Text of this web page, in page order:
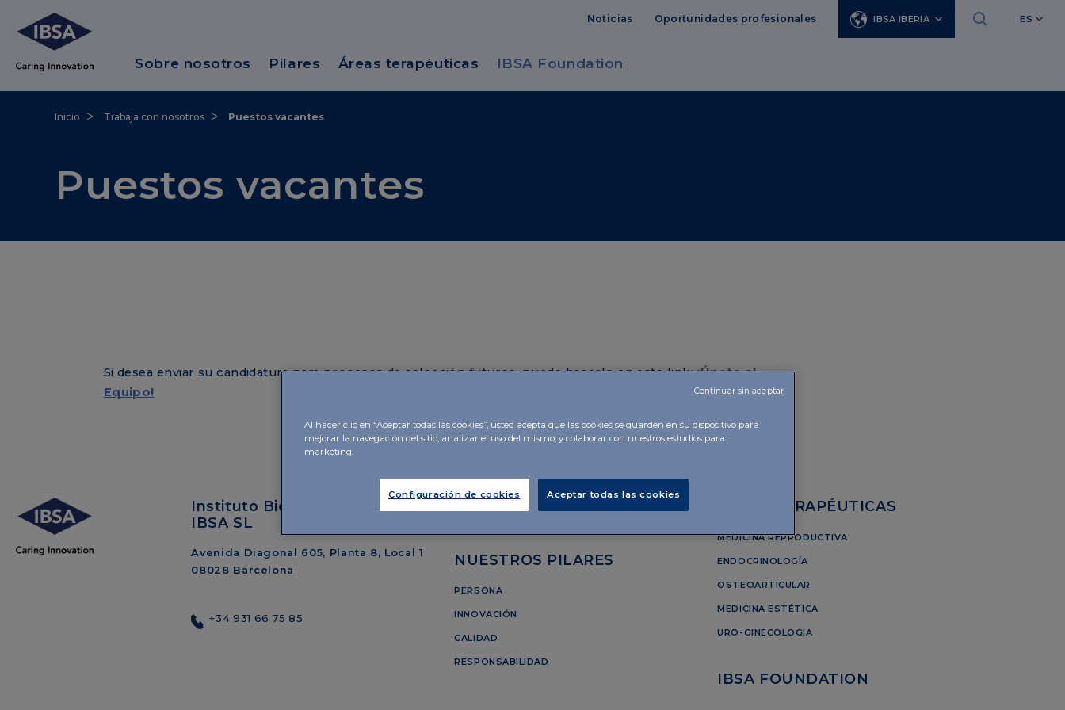
Noticias Oportunidades profesionales IBSA IBERIA ES
Sobre nosotros Pilares Áreas terapéuticas IBSA Foundation
Inicio Trabaja con nosotros Puestos vacantes
Puestos vacantes
Si desea enviar su candidatura para procesos de selección futuros, puede hacerlo en este link:¡Únete al
Equipo!
Instituto Bioquímico Ibérico
IBSA SL
Avenida Diagonal 605, Planta 8, Local 1
08028 Barcelona
+34 931 66 75 85
NUESTROS PILARES
PERSONA
INNOVACIÓN
CALIDAD
RESPONSABILIDAD
ÁREAS TERAPÉUTICAS
MEDICINA REPRODUCTIVA
ENDOCRINOLOGÍA
OSTEOARTICULAR
MEDICINA ESTÉTICA
URO-GINECOLOGÍA
IBSA FOUNDATION
Al hacer clic en “Aceptar todas las cookies”, usted acepta que las cookies se guarden en su dispositivo para
mejorar la navegación del sitio, analizar el uso del mismo, y colaborar con nuestros estudios para
marketing.
Configuración de cookies Aceptar todas las cookies
Continuar sin aceptar